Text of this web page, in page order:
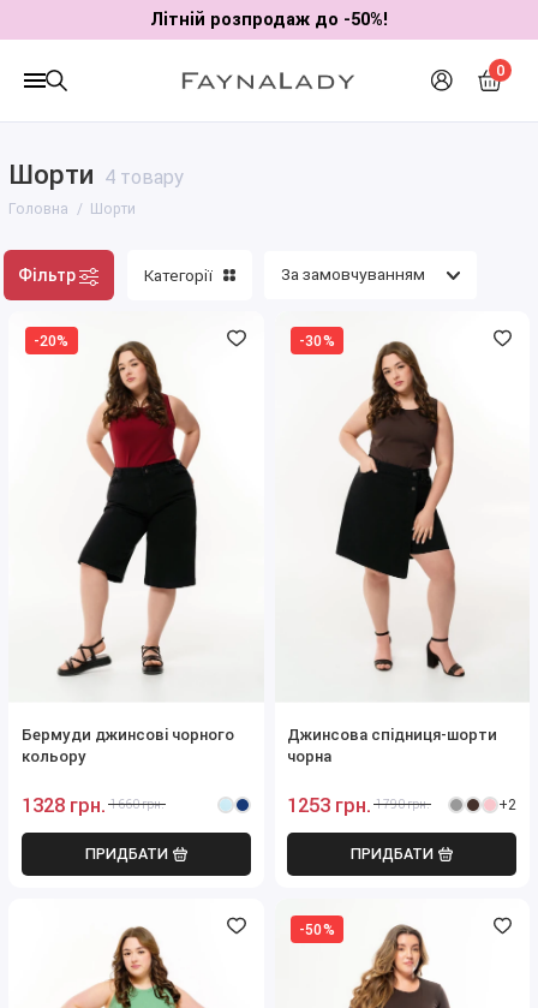
Літній розпродаж до -50%!
0
Шорти 4 товару
Головна Шорти
Фільтр Категорії
-20%
Бермуди джинсові чорного
кольору
1328 грн. 1660 грн.
ПРИДБАТИ
-30%
Джинсова спідниця-шорти
чорна
1253 грн. 1790 грн. +2
ПРИДБАТИ
-50%